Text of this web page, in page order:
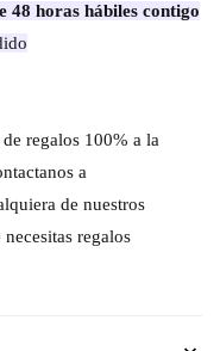
48 horas hábiles contigo
regalos 100% a la
a
de nuestros
regalos